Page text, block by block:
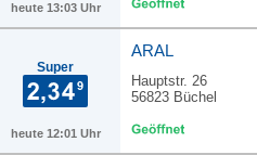
heute 13:03 Uhr
Super
heute 12:01 Uhr
ARAL
Hauptstr. 26
56823 Büchel